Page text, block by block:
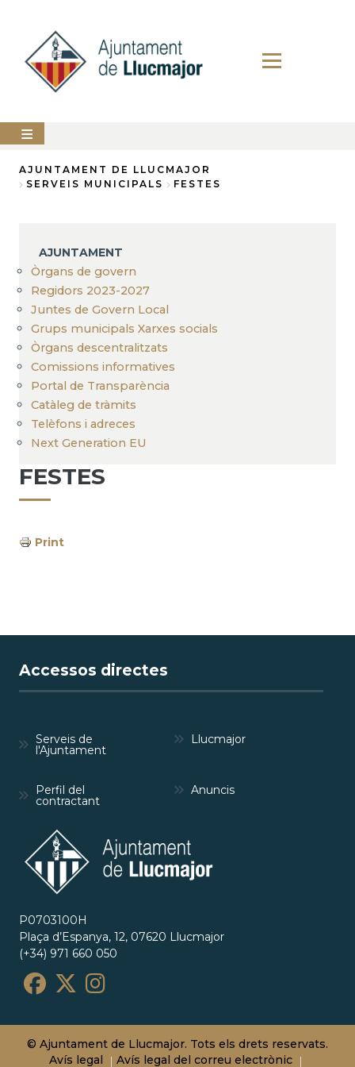
contingut
AJUNTAMENT
PERFIL
DEL
CONTRACTANT
ANUNCIS
AJUNTAMENT DE LLUCMAJOR
SERVEIS MUNICIPALS
FESTES
AJUNTAMENT
Òrgans de govern
Regidors 2023-2027
Juntes de Govern Local
Grups municipals Xarxes socials
Òrgans descentralitzats
Comissions informatives
Portal de Transparència
Catàleg de tràmits
Telèfons i adreces
Next Generation EU
FESTES
Print
Accessos directes
Serveis de
l'Ajuntament
Llucmajor
Perfil del
contractant
Anuncis
P0703100H
Plaça d’Espanya, 12, 07620 Llucmajor
(+34) 971 660 050
© Ajuntament de Llucmajor. Tots els drets reservats.
Avís legal
Avís legal del correu electrònic